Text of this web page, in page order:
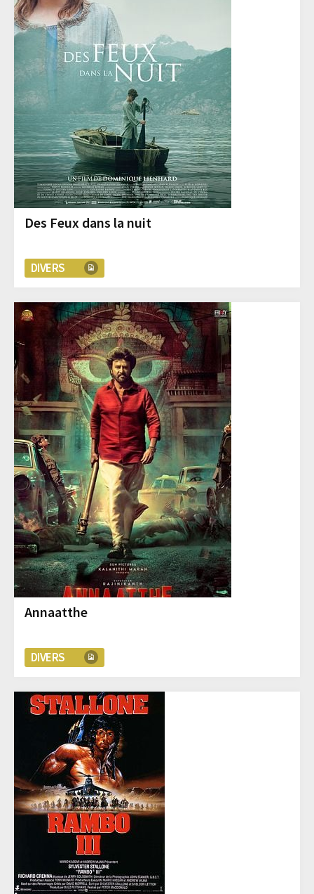
Des Feux dans la nuit
DIVERS
Annaatthe
DIVERS